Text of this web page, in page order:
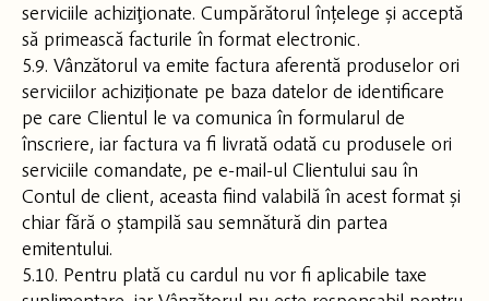
serviciile achiziţionate. Cumpărătorul înțelege și acceptă
să primească facturile în format electronic.
5.9. Vânzătorul va emite factura aferentă produselor ori
serviciilor achiziționate pe baza datelor de identificare
pe care Clientul le va comunica în formularul de
înscriere, iar factura va fi livrată odată cu produsele ori
serviciile comandate, pe e-mail-ul Clientului sau în
Contul de client, aceasta fiind valabilă în acest format și
chiar fără o ștampilă sau semnătură din partea
emitentului.
5.10. Pentru plată cu cardul nu vor fi aplicabile taxe